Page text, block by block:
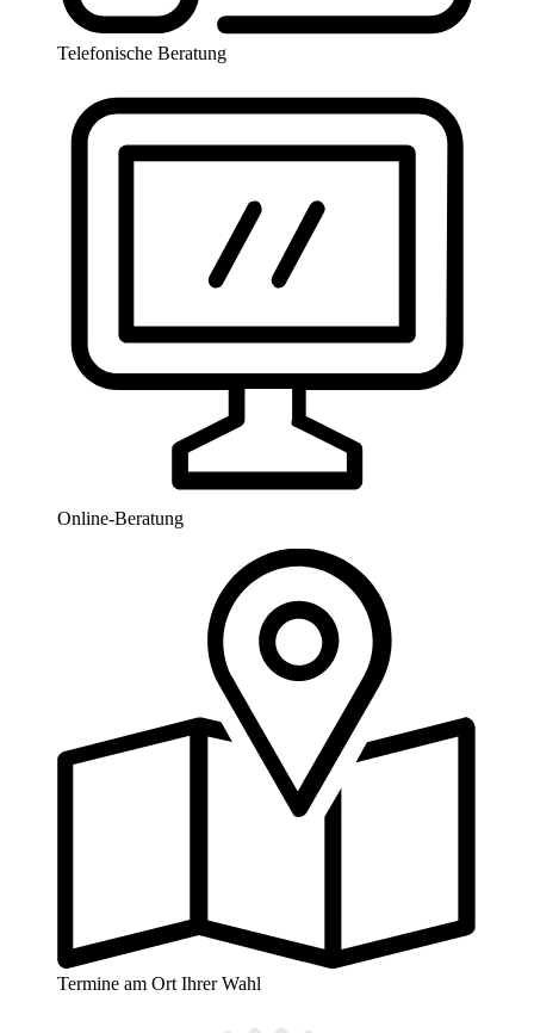
Telefonische Beratung
Online-Beratung
Termine am Ort Ihrer Wahl